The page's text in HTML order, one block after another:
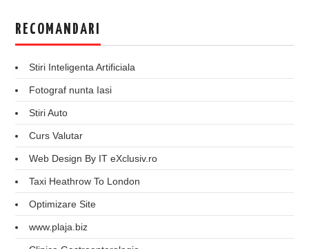
RECOMANDARI
Stiri Inteligenta Artificiala
Fotograf nunta Iasi
Stiri Auto
Curs Valutar
Web Design By IT eXclusiv.ro
Taxi Heathrow To London
Optimizare Site
www.plaja.biz